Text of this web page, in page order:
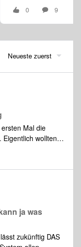
0 9
Neueste zuerst
wollten
die
Nun meine
Dort soll unser
in das
soll in diesem
sein. Was
hat eine L-Form
eine
ja was
zukünftig DAS